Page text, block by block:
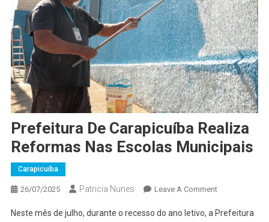
Prefeitura De Carapicuíba Realiza
Reformas Nas Escolas Municipais
Carapicuiba
26/07/2025 Patricia Nunes Leave A CommentOn
De
Neste mês de julho, durante o recesso do ano letivo, a Prefeitura